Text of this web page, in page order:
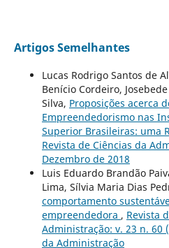
Artigos Semelhantes
Lucas Rodrigo Santos de
Benício Cordeiro,
Silva, Proposições acerca
Empreendedorismo nas
Superior Brasileiras: uma
Revista de Ciências da
Dezembro de 2018
Luis Eduardo Brandão
Lima, Sílvia Maria Dias
comportamento
empreendedora , Revista
Administração: v. 23 n. 60
da Administração